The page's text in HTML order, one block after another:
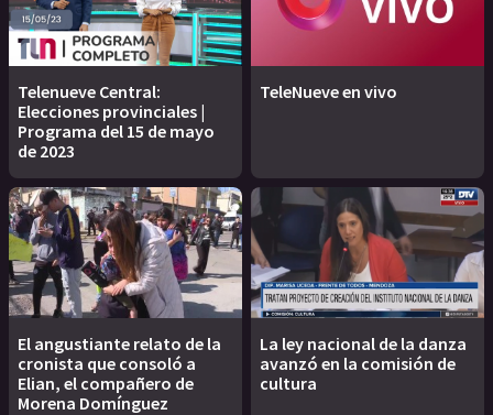
Telenueve Central:
Elecciones provinciales |
Programa del 15 de mayo
de 2023
TeleNueve en vivo
El angustiante relato de la
cronista que consoló a
Elian, el compañero de
Morena Domínguez
La ley nacional de la danza
avanzó en la comisión de
cultura